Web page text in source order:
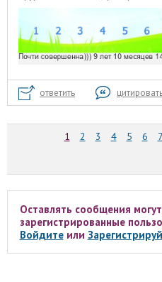
ответить
1 2 3 4 5 6 7
Оставлять сообщения
зарегистрированные
Войдитеили